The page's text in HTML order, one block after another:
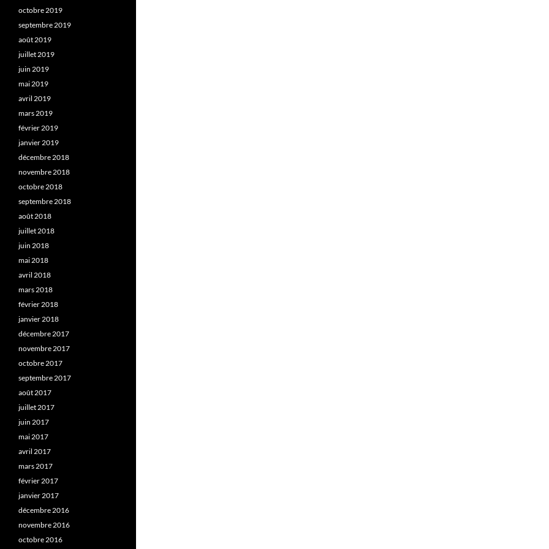
octobre 2019
septembre 2019
août 2019
juillet 2019
juin 2019
mai 2019
avril 2019
mars 2019
février 2019
janvier 2019
décembre 2018
novembre 2018
octobre 2018
septembre 2018
août 2018
juillet 2018
juin 2018
mai 2018
avril 2018
mars 2018
février 2018
janvier 2018
décembre 2017
novembre 2017
octobre 2017
septembre 2017
août 2017
juillet 2017
juin 2017
mai 2017
avril 2017
mars 2017
février 2017
janvier 2017
décembre 2016
novembre 2016
octobre 2016